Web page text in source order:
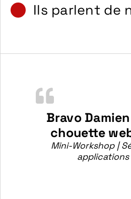
Ils parlent de
Bravo
chouette
Mini-Workshop |
applications